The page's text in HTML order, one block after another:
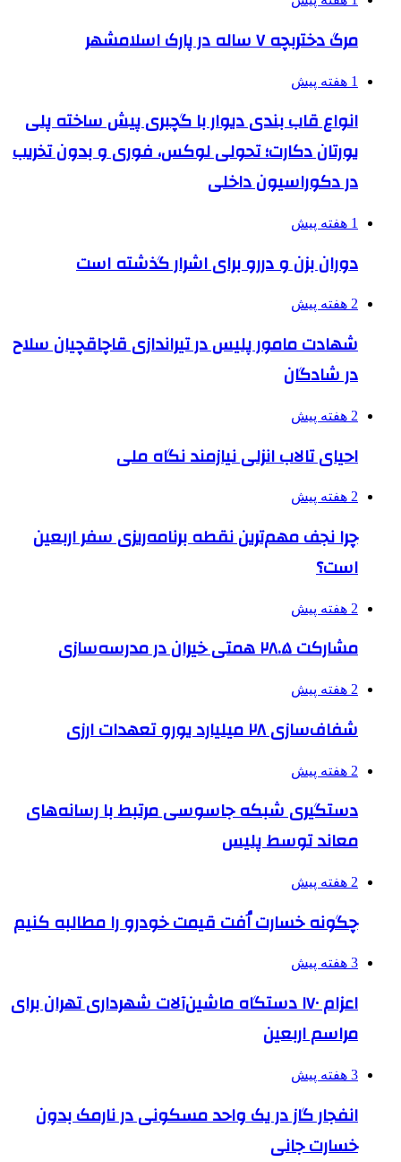
مرگ دختربچه ۷ ساله در پارک اسلامشهر
1 هفته پیش
انواع قاب بندی دیوار با گچبری پیش ساخته پلی
یورتان دکارت؛ تحولی لوکس، فوری و بدون تخریب
در دکوراسیون داخلی
1 هفته پیش
دوران بزن و دررو برای اشرار گذشته است
2 هفته پیش
شهادت مامور پلیس در تیراندازی قاچاقچیان سلاح
در شادگان
2 هفته پیش
احیای تالاب انزلی نیازمند نگاه ملی
2 هفته پیش
چرا نجف مهم‌ترین نقطه برنامه‌ریزی سفر اربعین
است؟
2 هفته پیش
مشارکت ۲۸.۵ همتی خیران در مدرسه‌سازی
2 هفته پیش
شفاف‌سازی ۲۸ میلیارد یورو تعهدات ارزی
2 هفته پیش
دستگیری شبکه جاسوسی مرتبط با رسانه‌های
معاند توسط پلیس
2 هفته پیش
چگونه خسارت اُفت قیمت خودرو را مطالبه کنیم
3 هفته پیش
اعزام ۱۷۰ دستگاه ماشین‌آلات شهرداری تهران برای
مراسم اربعین
3 هفته پیش
انفجار گاز در یک واحد مسکونی در نارمک بدون
خسارت جانی